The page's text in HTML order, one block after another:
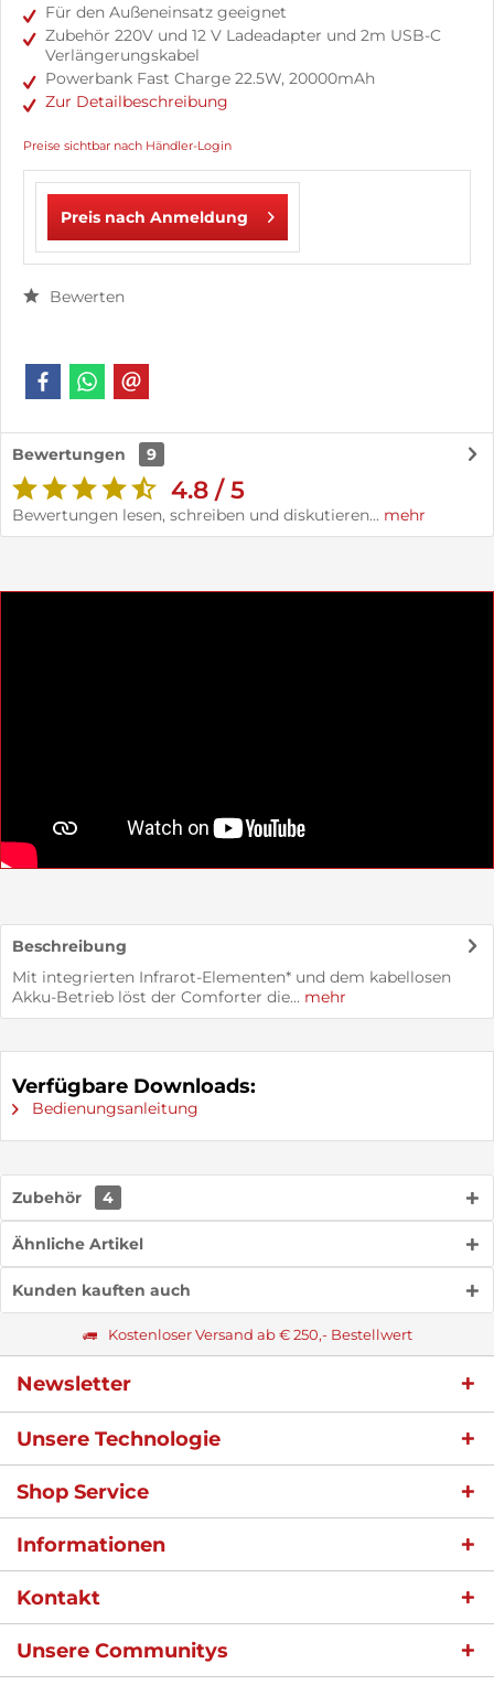
Für den Außeneinsatz geeignet
Zubehör 220V und 12 V Ladeadapter und 2m USB-C
Verlängerungskabel
Powerbank Fast Charge 22.5W, 20000mAh
Zur Detailbeschreibung
Preise sichtbar nach Händler-Login
Preis nach Anmeldung
Bewerten
Bewertungen 9
4.8 / 5
Bewertungen lesen, schreiben und diskutieren... mehr
Beschreibung
Mit integrierten Infrarot-Elementen* und dem kabellosen
Akku-Betrieb löst der Comforter die... mehr
Verfügbare Downloads:
Bedienungsanleitung
Zubehör 4
Ähnliche Artikel
Kunden kauften auch
Kostenloser Versand ab € 250,- Bestellwert
Newsletter
Unsere Technologie
Shop Service
Informationen
Kontakt
Unsere Communitys